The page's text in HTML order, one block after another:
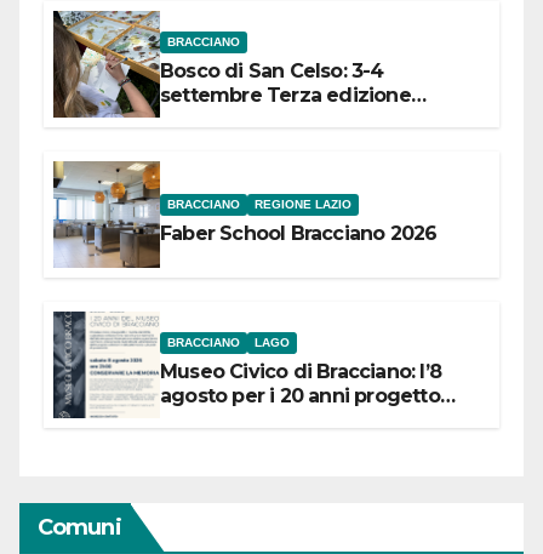
BRACCIANO
Bosco di San Celso: 3-4
settembre Terza edizione
BRACCIANO REGIONE LAZIO
Faber School Bracciano 2026
BRACCIANO LAGO
Museo Civico di Bracciano: l’8
agosto per i 20 anni progetto
Comuni